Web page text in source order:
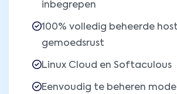
inbegrepen
100% volledig beheerde
gemoedsrust
Linux Cloud en Softaculous
Eenvoudig te beheren